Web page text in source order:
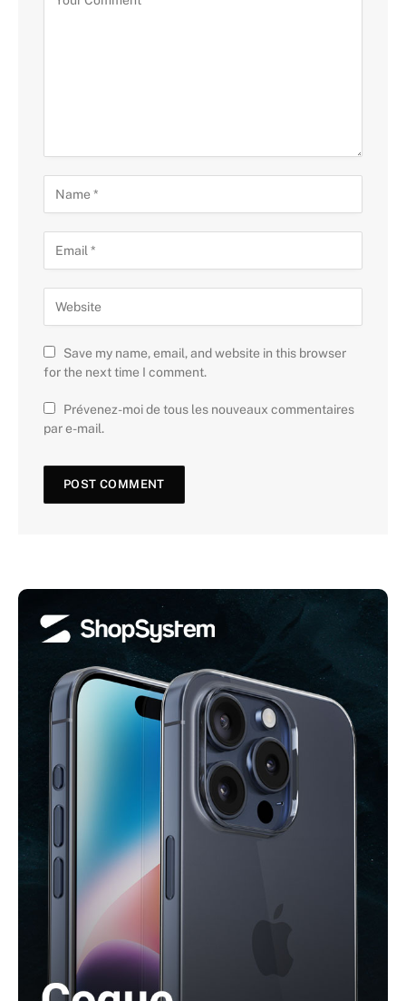
Save my name, email, and website in this browser
for the next time I comment.
Prévenez-moi de tous les nouveaux commentaires
par e-mail.